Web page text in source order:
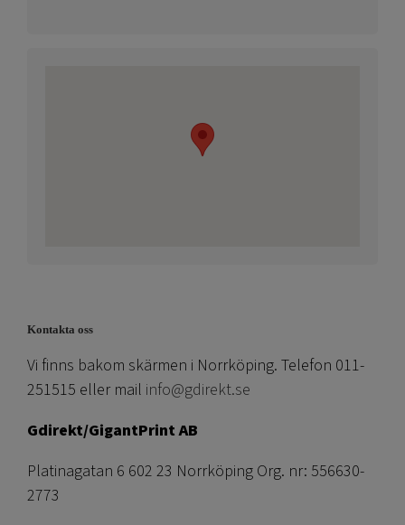
Kontakta oss
Vi finns bakom skärmen i Norrköping. Telefon 011-
251515 eller mail info@gdirekt.se
Gdirekt/GigantPrint AB
Platinagatan 6 602 23 Norrköping Org. nr: 556630-
2773